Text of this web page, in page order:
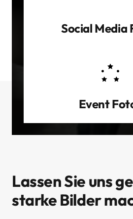
Social Media
Event
Lassen Sie uns
starke Bilder